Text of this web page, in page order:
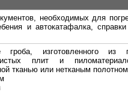
необходимых для
и автокатафалка,
гроба, изготовленного
плит и
тканью или нетканым